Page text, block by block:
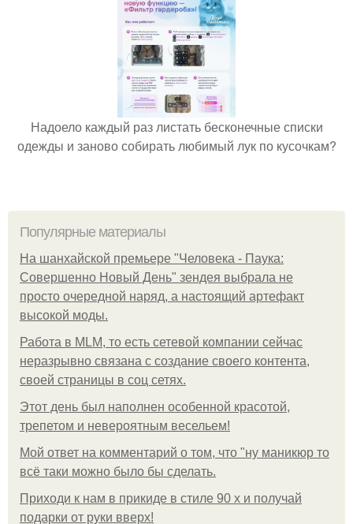
Надоело каждый раз листать бесконечные списки
одежды и заново собирать любимый лук по кусочкам?
Популярные материалы
На шанхайской премьере "Человека - Паука:
Совершенно Новый День" зендея выбрала не
просто очередной наряд, а настоящий артефакт
высокой моды.
Работа в MLM, то есть сетевой компании сейчас
неразрывно связана с создание своего контента,
своей страницы в соц сетях.
Этот день был наполнен особенной красотой,
трепетом и невероятным весельем!
Мой ответ на комментарий о том, что "ну маникюр то
всё таки можно было бы сделать.
Приходи к нам в прикиде в стиле 90 х и получай
подарки от руки вверх!